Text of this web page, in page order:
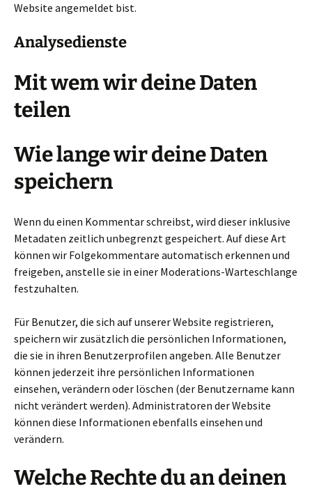
Website angemeldet bist.
Analysedienste
Mit wem wir deine Daten
teilen
Wie lange wir deine Daten
speichern
Wenn du einen Kommentar schreibst, wird dieser inklusive
Metadaten zeitlich unbegrenzt gespeichert. Auf diese Art
können wir Folgekommentare automatisch erkennen und
freigeben, anstelle sie in einer Moderations-Warteschlange
festzuhalten.
Für Benutzer, die sich auf unserer Website registrieren,
speichern wir zusätzlich die persönlichen Informationen,
die sie in ihren Benutzerprofilen angeben. Alle Benutzer
können jederzeit ihre persönlichen Informationen
einsehen, verändern oder löschen (der Benutzername kann
nicht verändert werden). Administratoren der Website
können diese Informationen ebenfalls einsehen und
verändern.
Welche Rechte du an deinen